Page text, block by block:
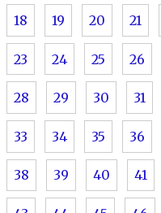
18 19 20 21
23 24 25 26
28 29 30 31
33 34 35 36
38 39 40 41